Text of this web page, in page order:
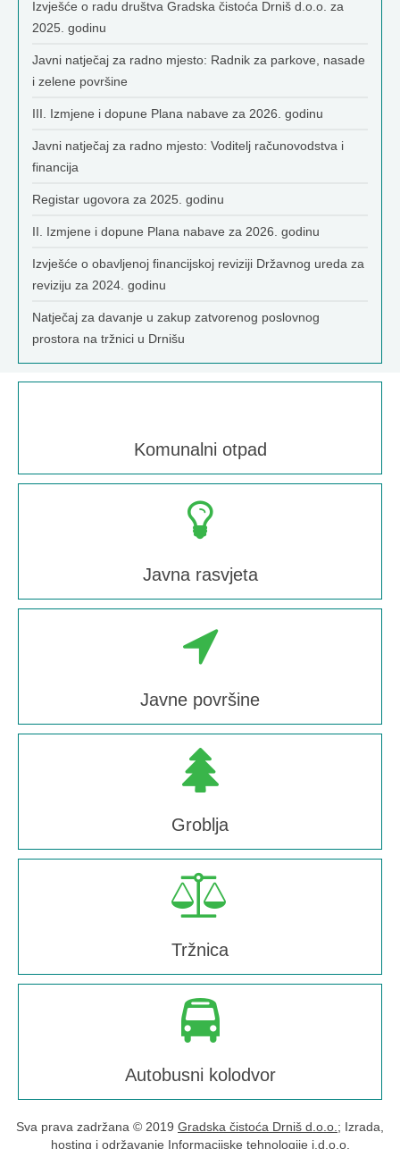
Izvješće o radu društva Gradska čistoća Drniš d.o.o. za
2025. godinu
Javni natječaj za radno mjesto: Radnik za parkove, nasade
i zelene površine
III. Izmjene i dopune Plana nabave za 2026. godinu
Javni natječaj za radno mjesto: Voditelj računovodstva i
financija
Registar ugovora za 2025. godinu
II. Izmjene i dopune Plana nabave za 2026. godinu
Izvješće o obavljenoj financijskoj reviziji Državnog ureda za
reviziju za 2024. godinu
Natječaj za davanje u zakup zatvorenog poslovnog
prostora na tržnici u Drnišu
Komunalni otpad
Javna rasvjeta
Javne površine
Groblja
Tržnica
Autobusni kolodvor
Sva prava zadržana © 2019 Gradska čistoća Drniš d.o.o. ; Izrada,
hosting i održavanje Informacijske tehnologije j.d.o.o.